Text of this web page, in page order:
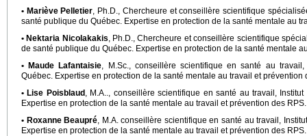
• Mariève Pelletier, Ph.D., Chercheure et conseillère scientifique
santé publique du Québec. Expertise en protection de la santé mentale au
• Nektaria Nicolakakis, Ph.D., Chercheure et conseillère scientifique
de santé publique du Québec. Expertise en protection de la santé mentale
• Maude Lafantaisie, M.Sc., conseillère scientifique en santé au
Québec. Expertise en protection de la santé mentale au travail et prévention
• Lise Poisblaud , M.A.., conseillère scientifique en santé au travail,
Expertise en protection de la santé mentale au travail et prévention des RPS.
• Roxanne Beaupré, M.A. conseillère scientifique en santé au travail,
Expertise en protection de la santé mentale au travail et prévention des RPS.